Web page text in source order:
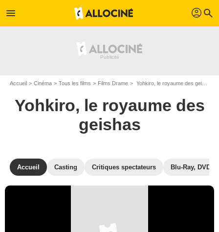
menu profil search
Accueil Cinéma Tous les films Films Drame Yohkiro, le royaume des geishas de Hideo Gosha
Yohkiro, le royaume des
geishas
Accueil Casting Critiques spectateurs Blu-Ray, DVD